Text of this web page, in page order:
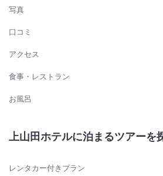
写真
口コミ
アクセス
食事・レストラン
お風呂
上山田ホテルに泊まるツアーを
レンタカー付きプラン